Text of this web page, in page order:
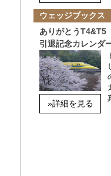
ウェッジブックス
ありがとう
引退記念カレン
»詳細を見る